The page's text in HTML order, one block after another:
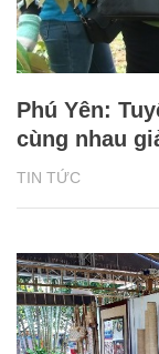
TIN TỨC
Phú Yên:
cùng nhau